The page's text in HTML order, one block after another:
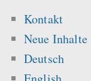
Kontakt
Neue Inhalte
Deutsch